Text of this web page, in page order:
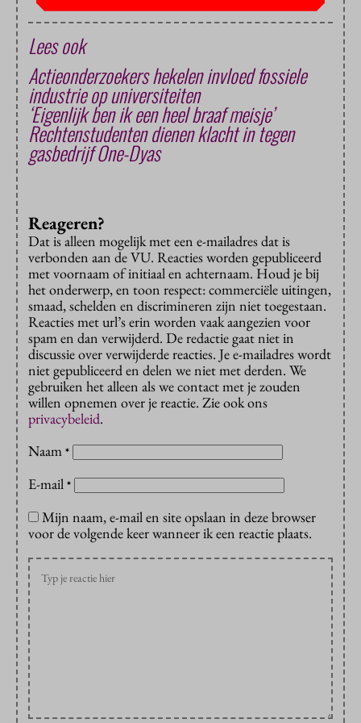
Lees ook
Actieonderzoekers hekelen invloed fossiele
industrie op universiteiten
‘Eigenlijk ben ik een heel braaf meisje’
Rechtenstudenten dienen klacht in tegen
gasbedrijf One-Dyas
Reageren?
Dat is alleen mogelijk met een e-mailadres dat is
verbonden aan de VU. Reacties worden gepubliceerd
met voornaam of initiaal en achternaam. Houd je bij
het onderwerp, en toon respect: commerciële uitingen,
smaad, schelden en discrimineren zijn niet toegestaan.
Reacties met url’s erin worden vaak aangezien voor
spam en dan verwijderd. De redactie gaat niet in
discussie over verwijderde reacties. Je e-mailadres wordt
niet gepubliceerd en delen we niet met derden. We
gebruiken het alleen als we contact met je zouden
willen opnemen over je reactie. Zie ook ons
privacybeleid.
Naam *
E-mail *
Mijn naam, e-mail en site opslaan in deze browser
voor de volgende keer wanneer ik een reactie plaats.